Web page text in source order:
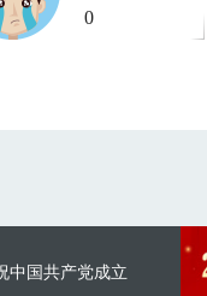
0
中国共产党成立